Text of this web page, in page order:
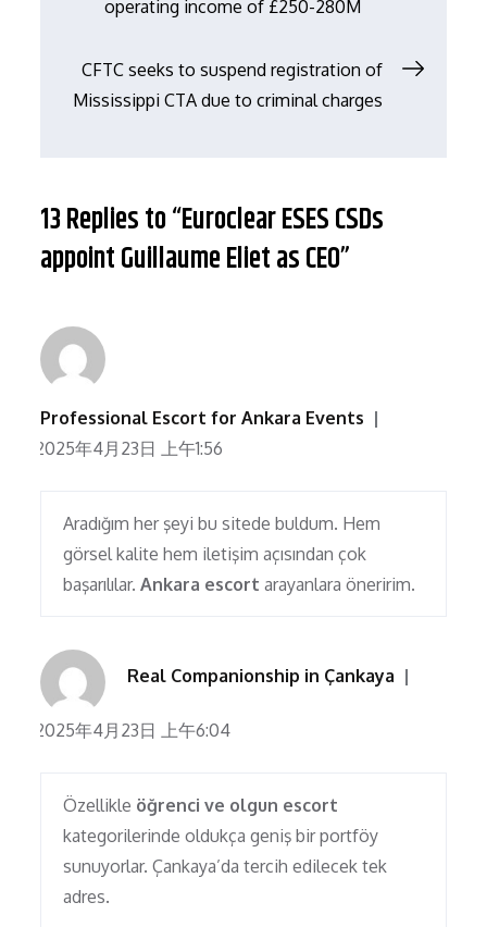
导
operating income of £250-280M
CFTC seeks to suspend registration of
Mississippi CTA due to criminal charges
13 Replies to “Euroclear ESES CSDs
appoint Guillaume Eliet as CEO”
Professional Escort for Ankara Events
2025年4月23日 上午1:56
Aradığım her şeyi bu sitede buldum. Hem
görsel kalite hem iletişim açısından çok
başarılılar.Ankara escort arayanlara öneririm.
Real Companionship in Çankaya
2025年4月23日 上午6:04
Özellikle öğrenci ve olgun escort
kategorilerinde oldukça geniş bir portföy
sunuyorlar. Çankaya’da tercih edilecek tek
adres.